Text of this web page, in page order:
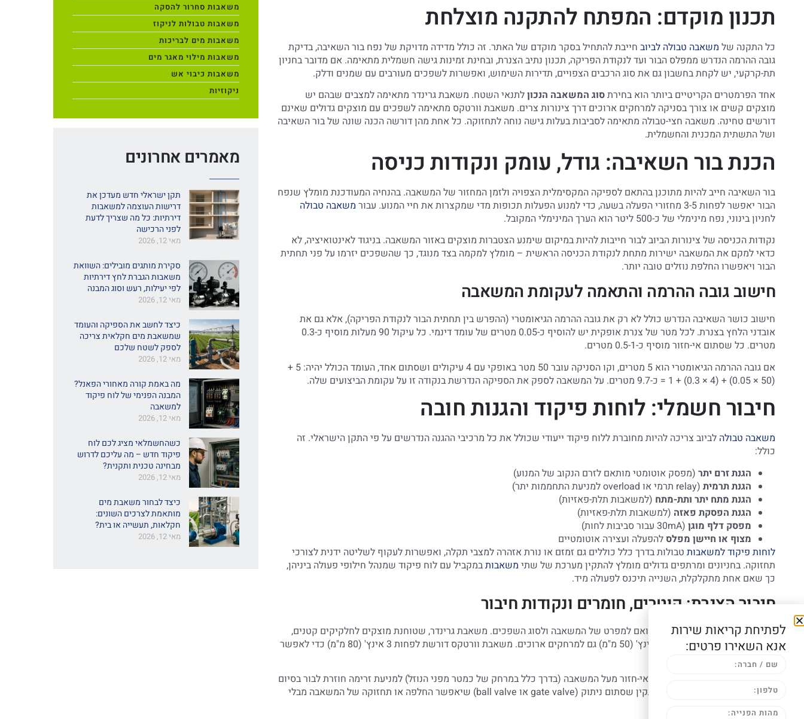
תכנון מוקדם: המפתח להתקנה מוצלחת
כל התקנה של משאבה טבולה לביוב חייבת להתחיל בסקר מוקדם של האתר. זה כולל מדידה מדויקת של נפח בור השאיבה, בדיקת
גובה ההרמה הנדרש ממפלס הבור ועד לנקודת הפריקה, תכנון נתיב הצנרת, ובחינת זמינות גישה חשמלית מתאימה. אם מדובר בחניון
תת-קרקעי, יש לקחת בחשבון גם את סוג הרכבים הצפויים, תדירות השימוש, ואפשרות לשפכים מעורבים עם שמנים ודלק.
אחד הפרמטרים הקריטיים ביותר הוא בחירתסוג המשאבה הנכוןלתנאי השטח. משאבת גרינדר מתאימה למצבים שבהם יש
מוצקים קשים או צורך בסניקה למרחקים ארוכים דרך צינורות צרים. משאבת וורטקס מתאימה לשפכים עם מוצקים גדולים שאינם
דורשים טחינה. משאבה חצי-טבולה מתאימה לסביבות בעלות גישה נוחה לתחזוקה. כל אחת מהן דורשה הכנה שונה של בור השאיבה
ושל התשתית המכנית והחשמלית.
הכנת בור השאיבה: גודל, עומק ונקודות כניסה
בור השאיבה חייב להיות מתוכנן בהתאם לספיקה המקסימלית הצפויה ולזמן המחזור של המשאבה. בהנחיה המעודכנת מומלץ שנפח
הבור יאפשר לפחות 3-5 מחזורי הפעלה בשעה, כדי למנוע הפעלות תכופות מדי שמקצרות את חיי המנוע. עבור
משאבה טבולה
לחניון בינוני, נפח מינימלי של כ-500 ליטר הוא הערך המינימלי המקובל.
נקודות הכניסה של צינורות הביוב לבור חייבות להיות במיקום שימנע הצטברות מוצקים באזור המשאבה. בניגוד לאינטואיציה, לא
כדאי למקם את המשאבה ישירות מתחת לנקודת הכניסה הראשית – מומלץ למקמה בצד מנוגד, כך שהשפכים יזרמו על פני תחתית
הבור ויאפשרו החלפת נוזלים טובה יותר.
חישוב גובה ההרמה והתאמה לעקומת המשאבה
חישוב כושר השאיבה הנדרש כולל לא רק את גובה ההרמה הגיאומטרי (ההפרש בין תחתית הבור לנקודת הפריקה), אלא גם את
אובדני הלחץ בצנרת. לכל מטר של צנרת אופקית יש להוסיף כ-0.05 מטרים של עומד דינמי. כל עיקול 90 מעלות מוסיף כ-0.3
מטרים. כל שסתום אי-חזור מוסיף כ-0.5-1 מטרים.
אם גובה ההרמה הגיאומטרי הוא 5 מטרים, וקו הסניקה עובר 50 מטר באופקי עם 4 עיקולים ושסתום אחד, העומד הכולל יהיה: 5 +
(50 × 0.05) + (4 × 0.3) + 1 = כ-9.7 מטרים. על המשאבה לספק את הספיקה הנדרשת בנקודה זו על עקומת הביצועים שלה.
חיבור חשמלי: לוחות פיקוד והגנות חובה
משאבה טבולה לביוב צריכה להיות מחוברת ללוח פיקוד ייעודי שכולל את כל מרכיבי ההגנה הנדרשים על פי התקן הישראלי. זה
כולל:
הגנת זרם יתר (מפסק אוטומטי מותאם לזרם הנקוב של המנוע)
הגנת תרמית (relay תרמי או overload למניעת התחממות יתר)
הגנת מתח יתר ותת-מתח (למשאבות תלת-פאזיות)
הגנת הפסקת פאזה (למשאבות תלת-פאזיות)
מפסק דלף מוגן (30mA עבור סביבות לחות)
מצוף או חיישן מפלסלהפעלה ועצירה אוטומטיים
לוחות פיקוד למשאבות טבולות בדרך כלל כוללים גם זמזם או נורת אזהרה למצבי תקלה, ואפשרות לעקוף לשליטה ידנית לצורכי
תחזוקה. בחניונים ומרתפים גדולים מומלץ להתקין מערכת של שתי משאבותבמקביל עם לוח פיקוד שמנהל חילופי פעולה ביניהן,
כך שאם אחת מתקלקלת, השנייה תיכנס לפעולה מיד.
חיבור הצנרת: קוטרים, חומרים ונקודות חיבור
קוטר צינור הפריקה חייב להיות תואם למפרט של המשאבה ולסוג השפכים. משאבת גרינדר, שטוחנת מוצקים לחלקיקים קטנים,
יכולה לעבוד עם צינור בקוטר 2 אינץ' (50 מ"מ) גם למרחקים ארוכים. משאבת וורטקס דורשת לפחות 3 אינץ' (80 מ"מ) כדי לאפשר
מעבר חופשי
חיבור הצנרת חייב לכלול שסתום אי-חזור מעל המשאבה (בדרך כלל במרחק של כמטר מפני הנוזל) למניעת זרימה חוזרת לבור בסיום
מחזור השאיבה. בנוסף, חיוני להתקין שסתום ניתוק (gate valve או ball valve) שיאפשר החלפה או תחזוקה של המשאבה מבלי
משאבות סחרור להסקה
משאבות טבולות לניקוז
משאבות מים לבריכות
משאבות מילוי מאגר מים
משאבות כיבוי אש
ניקוזיות
מאמרים אחרונים
תקן ישראלי חדש מעדכן את
דרישות העוצמה למשאבות
דירתיות: כל מה שצריך לדעת
לפני הרכישה
מאי 12, 2026
סקירת מותגים מובילים: השוואת
משאבות הגברת לחץ דירתיות
לפי יעילות, רעש וסוג המבנה
מאי 12, 2026
כיצד לחשב את הספיקה והעומד
שמשאבת מים חקלאית צריכה
לספק לשטח שלכם
מאי 12, 2026
מה באמת קורה מאחורי הפאנל?
המבנה הפנימי של לוח פיקוד
למשאבה
מאי 12, 2026
כשהחשמלאי מציג לכם לוח
פיקוד חדש – מה עליכם לדרוש
מבחינה טכנית ותקנית?
מאי 12, 2026
כיצד לבחור משאבת מים
מותאמת לצרכים השונים:
חקלאות, תעשייה או בית?
מאי 12, 2026
לפתיחת קריאות שירות
אנא השאירו פרטים: